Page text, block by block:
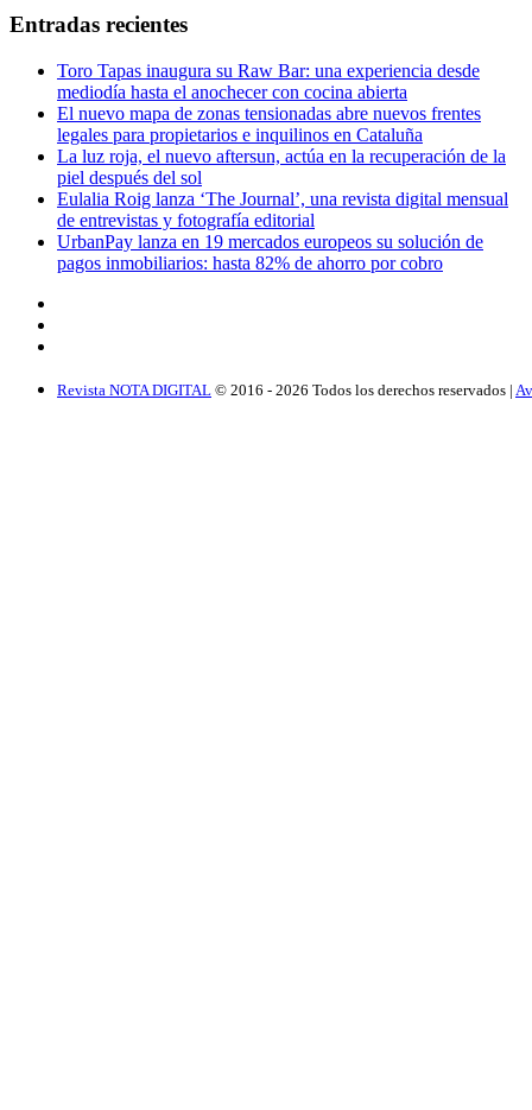
Entradas recientes
Toro Tapas inaugura su Raw Bar: una experiencia desde
mediodía hasta el anochecer con cocina abierta
El nuevo mapa de zonas tensionadas abre nuevos frentes
legales para propietarios e inquilinos en Cataluña
La luz roja, el nuevo aftersun, actúa en la recuperación de la
piel después del sol
Eulalia Roig lanza ‘The Journal’, una revista digital mensual
de entrevistas y fotografía editorial
UrbanPay lanza en 19 mercados europeos su solución de
pagos inmobiliarios: hasta 82% de ahorro por cobro
Revista NOTA DIGITAL © 2016 - 2026 Todos los derechos reservados |